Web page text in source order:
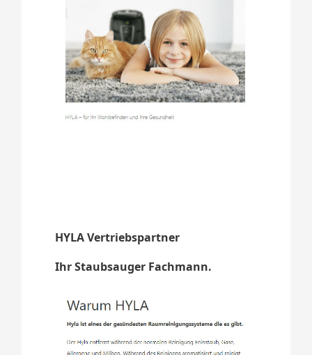
HYLA Vertriebspartner
Ihr Staubsauger Fachmann.